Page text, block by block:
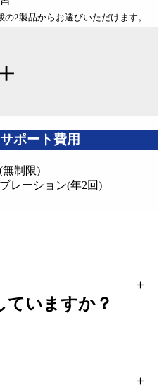
2製品からお選びいただけます。
ポート費用
無制限)
レーション(年2回)
ていますか？